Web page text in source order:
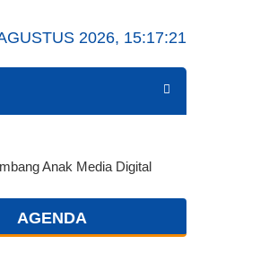
2026, 15:17:22
AGENDA